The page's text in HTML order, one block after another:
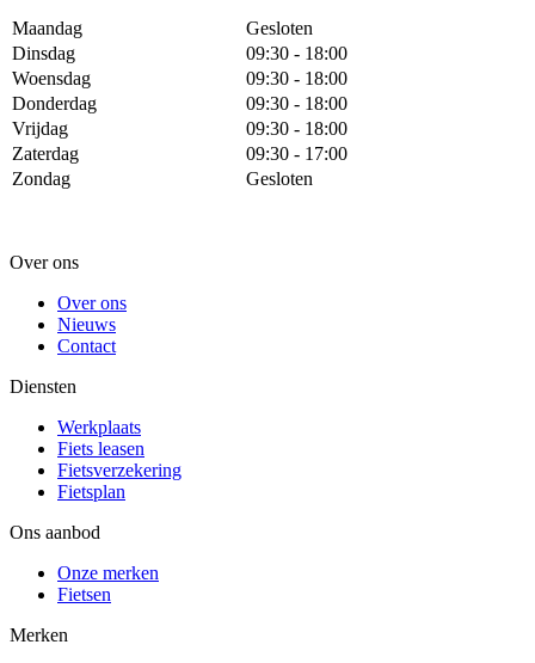
Maandag
Gesloten
Dinsdag
09:30 - 18:00
Woensdag
09:30 - 18:00
Donderdag
09:30 - 18:00
Vrijdag
09:30 - 18:00
Zaterdag
09:30 - 17:00
Zondag
Gesloten
Over ons
Over ons
Nieuws
Contact
Diensten
Werkplaats
Fiets leasen
Fietsverzekering
Fietsplan
Ons aanbod
Onze merken
Fietsen
Merken